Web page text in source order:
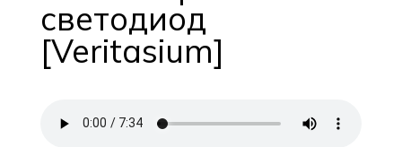
светодиод
[Veritasium]